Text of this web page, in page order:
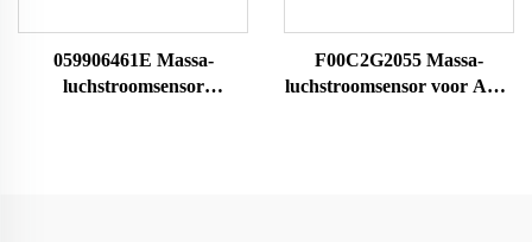
059906461E Massa-
luchstroomsensor
F00C2G2055 Massa-
luchstroomsensor voor Audi